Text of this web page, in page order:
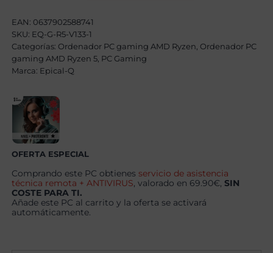
AMD
Ryzen
5
4500,
16GB,
500GB
SSD
RTX
3050
+
Windows
11
Pro
cantidad
EAN: 0637902588741
SKU: EQ-G-R5-V133-1
Categorías: Ordenador PC gaming AMD Ryzen Ordenador PC
gaming AMD Ryzen 5 PC Gaming
Marca: Epical-Q
OFERTA ESPECIAL
Comprando este PC obtienes servicio de asistencia
técnica remota + ANTIVIRUS, valorado en 69.90€,SIN
COSTE PARA TI.
Añade este PC al carrito y la oferta se activará
automáticamente.